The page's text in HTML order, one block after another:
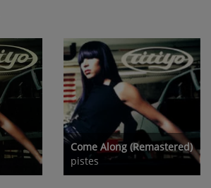
Come Along (Remastered)
pistes